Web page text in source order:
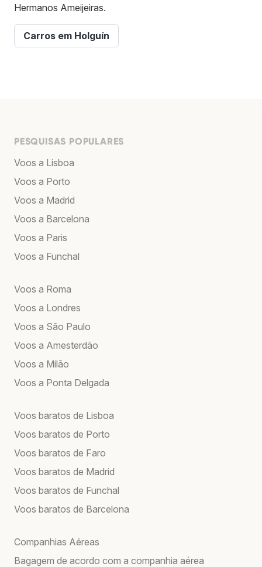
Hermanos Ameijeiras.
Carros em Holguín
PESQUISAS POPULARES
Voos a Lisboa
Voos a Porto
Voos a Madrid
Voos a Barcelona
Voos a Paris
Voos a Funchal
Voos a Roma
Voos a Londres
Voos a São Paulo
Voos a Amesterdão
Voos a Milão
Voos a Ponta Delgada
Voos baratos de Lisboa
Voos baratos de Porto
Voos baratos de Faro
Voos baratos de Madrid
Voos baratos de Funchal
Voos baratos de Barcelona
Companhias Aéreas
Bagagem de acordo com a companhia aérea